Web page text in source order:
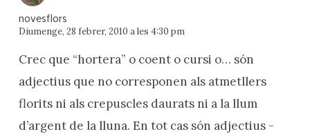
novesflors
Diumenge, 28 febrer, 2010 a les 4:30 pm
Crec que “hortera” o coent o cursi o… són
adjectius que no corresponen als atmetllers
florits ni als crepuscles daurats ni a la llum
d’argent de la lluna. En tot cas són adjectius -